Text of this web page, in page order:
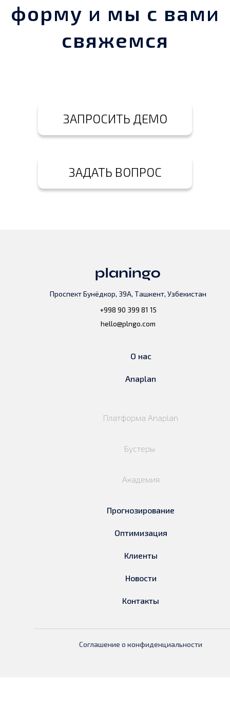
форму и мы с вами
свяжемся
ЗАПРОСИТЬ ДЕМО
ЗАДАТЬ ВОПРОС
Проспект Бунёдкор, 39А, Ташкент, Узбекистан
+998 90 399 81 15
hello@plngo.com
О нас
Anaplan
Платформа Anaplan
Бустеры
Академия
Прогнозирование
Оптимизация
Клиенты
Новости
Контакты
Соглашение о конфиденциальности